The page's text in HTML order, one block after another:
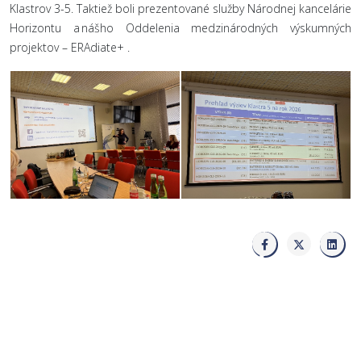
Klastrov 3-5. Taktiež boli prezentované služby Národnej kancelárie
Horizontu a nášho Oddelenia medzinárodných výskumných
projektov – ERAdiate+ .